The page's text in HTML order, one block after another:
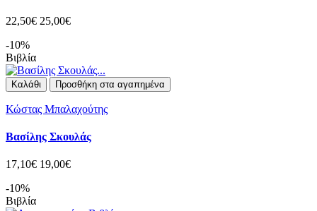
22,50€ 25,00€
-10%
Βιβλία
Καλάθι Προσθήκη στα αγαπημένα
Κώστας Μπαλαχούτης
Βασίλης Σκουλάς
17,10€ 19,00€
-10%
Βιβλία